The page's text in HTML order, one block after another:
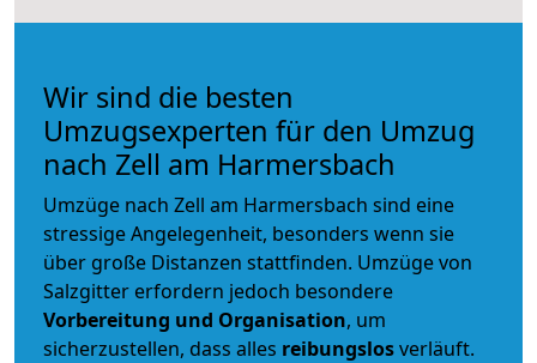
Wir sind die besten
Umzugsexperten für den Umzug
nach Zell am Harmersbach
Umzüge nach Zell am Harmersbach sind eine
stressige Angelegenheit, besonders wenn sie
über große Distanzen stattfinden. Umzüge von
Salzgitter erfordern jedoch besondere
Vorbereitung und Organisation, um
sicherzustellen, dass alles reibungslosverläuft.